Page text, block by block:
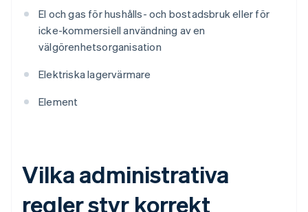
El och gas för hushålls- och bostadsbruk eller för
icke-kommersiell användning av en
välgörenhetsorganisation
Elektriska lagervärmare
Element
Vilka administrativa
regler styr korrekt